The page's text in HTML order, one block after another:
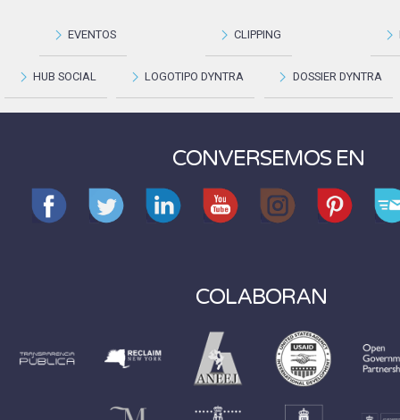
EVENTOS CLIPPING
HUB SOCIAL LOGOTIPO DYNTRA DOSSIER DYNTRA
CONVERSEMOS EN
COLABORAN